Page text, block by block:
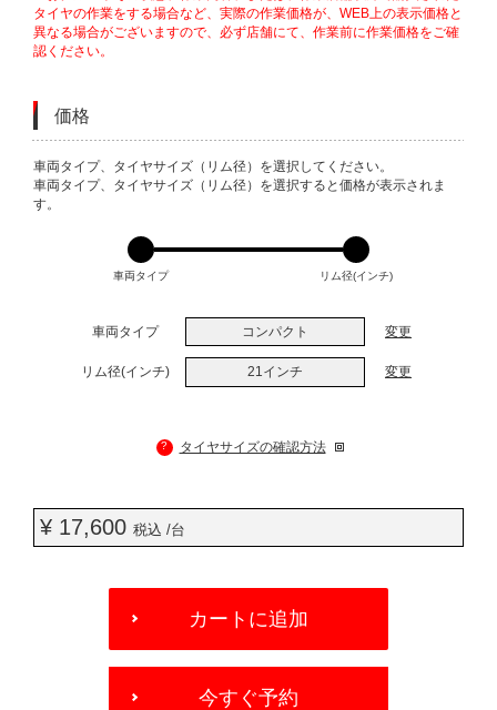
タイヤの作業をする場合など、実際の作業価格が、WEB上の表示価格と
異なる場合がございますので、必ず店舗にて、作業前に作業価格をご確
認ください。
価格
VARIATIONS
車両タイプ、タイヤサイズ（リム径）を選択してください。
車両タイプ、タイヤサイズ（リム径）を選択すると価格が表示されま
す。
車両タイプ リム径(インチ)
車両タイプ コンパクト 変更
リム径(インチ) 21インチ 変更
? タイヤサイズの確認方法
¥ 17,600 税込 /台
OPTIONS
カートに追加
今すぐ予約